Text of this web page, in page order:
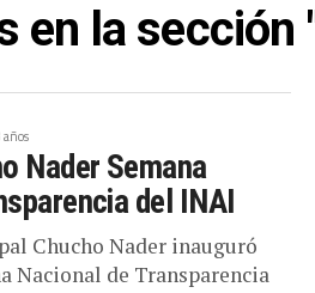
en la sección
años
Nader Semana
del INAI
Chucho Nader inauguró
Nacional de Transparencia